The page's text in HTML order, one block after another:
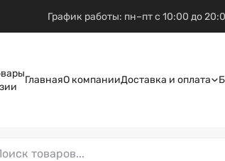
График работы: пн–пт с 10:00 до
ГлавнаяО компанииДоставка и оплата